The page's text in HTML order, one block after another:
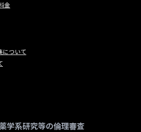
金
について
学系研究等の倫理審査